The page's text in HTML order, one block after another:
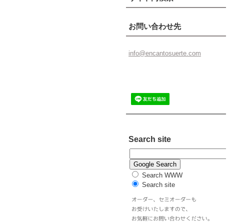
お問い合わせ先
info@encantosuerte.com
Search site
Search WWW
Search site